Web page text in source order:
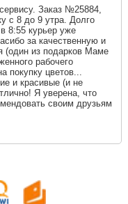
Заказ №25884,
с 8 до 9 утра. Долго
8:55 курьер уже
за качественную и
(один из подарков Маме
рабочего
покупку цветов...
и красивые (и не
Я уверена, что
своим друзьям